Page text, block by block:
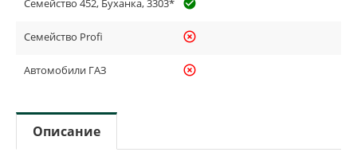
Семейство Profi highlight_off
Автомобили ГАЗ highlight_off
Описание